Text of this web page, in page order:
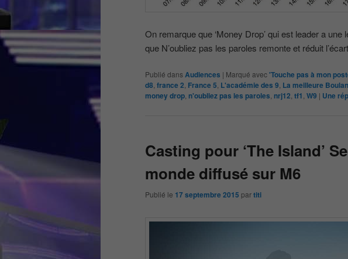
On remarque que ‘Money Drop’ qui est leader a une
que N’oubliez pas les paroles remonte et réduit
Publié dansAudiences | Marqué avec'Touche pas à mon
d8 france 2 France 5 L'académie des 9 La meilleure
money drop n'oubliez pas les paroles nrj12 tf1 W9 | Une
Casting pour ‘The Island’
monde diffusé sur M6
Publié le 17 septembre 2015 partiti